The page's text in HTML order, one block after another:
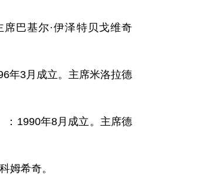
席巴基尔·伊泽特贝戈维奇
年3月成立。主席米洛拉德
：1990年8月成立。主席德
姆希奇。